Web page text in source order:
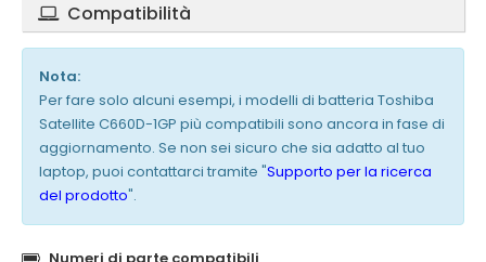
Compatibilità
Nota:
Per fare solo alcuni esempi, i modelli di batteria Toshiba
Satellite C660D-1GP più compatibili sono ancora in fase di
aggiornamento. Se non sei sicuro che sia adatto al tuo
laptop, puoi contattarci tramite "Supporto per la ricerca
del prodotto".